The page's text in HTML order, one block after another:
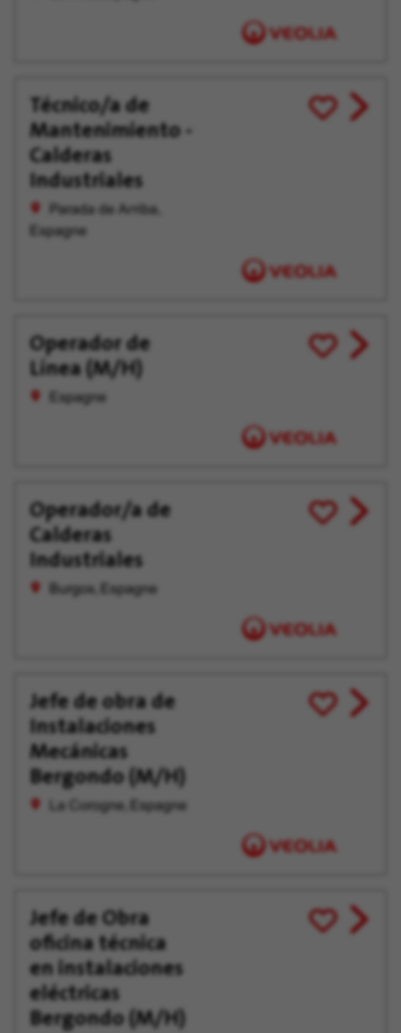
Técnico/a de
Mantenimiento -
Calderas
Industriales
Parada de Arriba,
Espagne
Enregistrer
pour
View
job
Operador de
Línea (M/H)
Espagne
Enregistrer
pour
View
job
Operador/a de
Calderas
Industriales
Burgos, Espagne
Enregistrer
pour
View
job
Jefe de obra de
Instalaciones
Mecánicas
Bergondo (M/H)
La Corogne, Espagne
Enregistrer
pour
View
job
Jefe de Obra
oficina técnica
en instalaciones
eléctricas
Bergondo (M/H)
Enregistrer
pour
View
job